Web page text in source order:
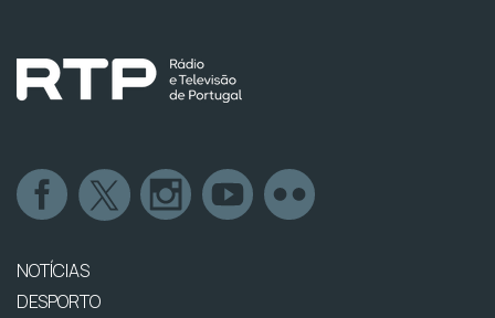
NOTÍCIAS
DESPORTO